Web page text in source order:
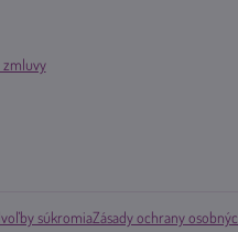
zmluvy
súkromiaZásady ochrany